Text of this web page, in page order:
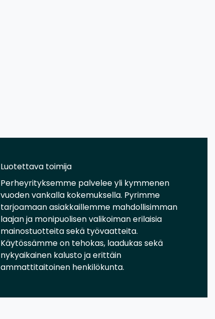
Luotettava toimija
Perheyrityksemme palvelee yli kymmenen
vuoden vankalla kokemuksella. Pyrimme
tarjoamaan asiakkaillemme mahdollisimman
laajan ja monipuolisen valikoiman erilaisia
mainostuotteita sekä työvaatteita.
Käytössämme on tehokas, laadukas sekä
nykyaikainen kalusto ja erittäin
ammattitaitoinen henkilökunta.